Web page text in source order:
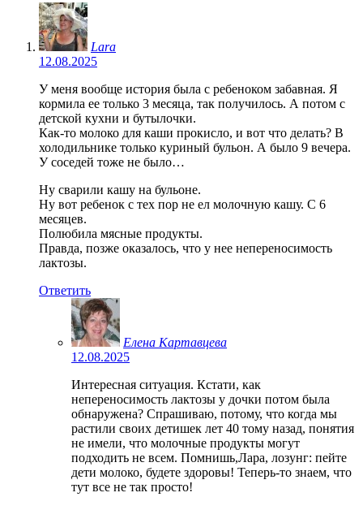
Lara
12.08.2025
У меня вообще история была с ребеноком забавная. Я
кормила ее только 3 месяца, так получилось. А потом с
детской кухни и бутылочки.
Как-то молоко для каши прокисло, и вот что делать? В
холодильнике только куриный бульон. А было 9 вечера.
У соседей тоже не было…
Ну сварили кашу на бульоне.
Ну вот ребенок с тех пор не ел молочную кашу. С 6
месяцев.
Полюбила мясные продукты.
Правда, позже оказалось, что у нее непереносимость
лактозы.
Ответить
Елена Картавцева
12.08.2025
Интересная ситуация. Кстати, как
непереносимость лактозы у дочки потом была
обнаружена? Спрашиваю, потому, что когда мы
растили своих детишек лет 40 тому назад, понятия
не имели, что молочные продукты могут
подходить не всем. Помнишь,Лара, лозунг: пейте
дети молоко, будете здоровы! Теперь-то знаем, что
тут все не так просто!